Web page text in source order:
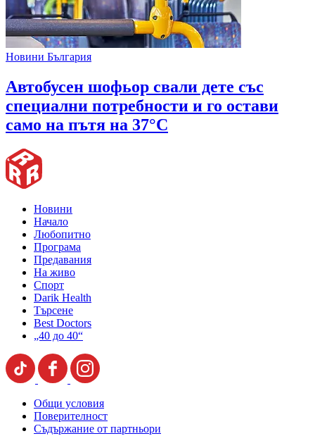
Новини България
Автобусен шофьор свали дете със
специални потребности и го остави
само на пътя на 37°C
Новини
Начало
Любопитно
Програма
Предавания
На живо
Спорт
Darik Health
Търсене
Best Doctors
„40 до 40“
Общи условия
Поверителност
Съдържание от партньори